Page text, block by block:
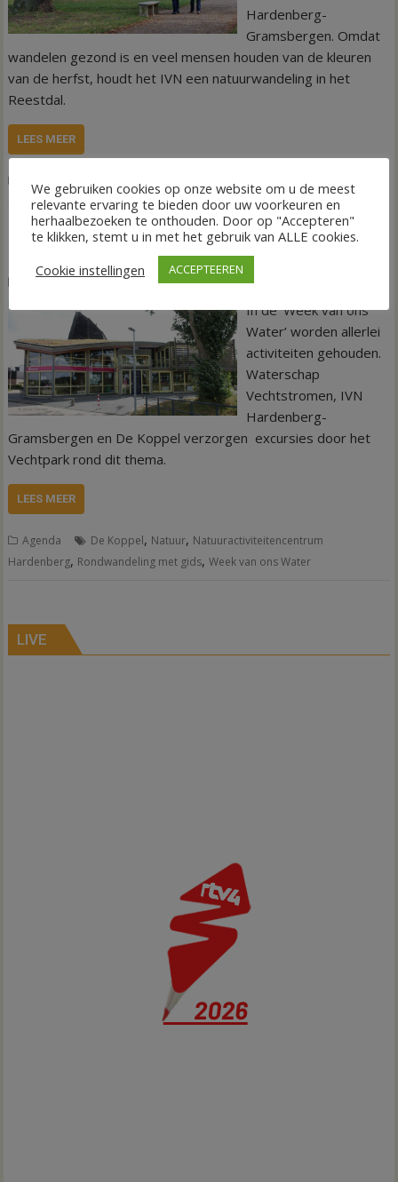
Hardenberg-
Gramsbergen. Omdat
wandelen gezond is en veel mensen houden van de kleuren
van de herfst, houdt het IVN een natuurwandeling in het
Reestdal.
LEES MEER
22 oktober 2022 IVN Hardenberg-Gramsbergen
Reestdal,Rondwandeling met gids,Wandelen
Excursie door Vechtpark Hardenberg
16 oktober 2022 Tineke Eilander-van den Hof
In de ‘Week van ons
Water’ worden allerlei
activiteiten gehouden.
Waterschap
Vechtstromen, IVN
Hardenberg-
Gramsbergen en De Koppel verzorgen excursies door het
Vechtpark rond dit thema.
LEES MEER
Agenda De Koppel, Natuur, Natuuractiviteitencentrum
Hardenberg, Rondwandeling met gids,Week van ons Water
LIVE
We gebruiken cookies op onze website om u de meest
relevante ervaring te bieden door uw voorkeuren en
herhaalbezoeken te onthouden. Door op "Accepteren"
te klikken, stemt u in met het gebruik van ALLE cookies.
Cookie instellingen
ACCEPTEEREN